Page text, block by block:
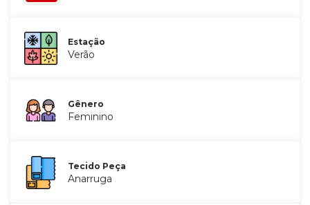
Estação
Verão
Gênero
Feminino
Tecido Peça
Anarruga